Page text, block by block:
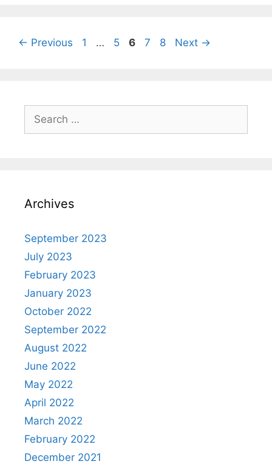
← Previous 1 … 5 6 7 8 Next →
Archives
September 2023
July 2023
February 2023
January 2023
October 2022
September 2022
August 2022
June 2022
May 2022
April 2022
March 2022
February 2022
December 2021